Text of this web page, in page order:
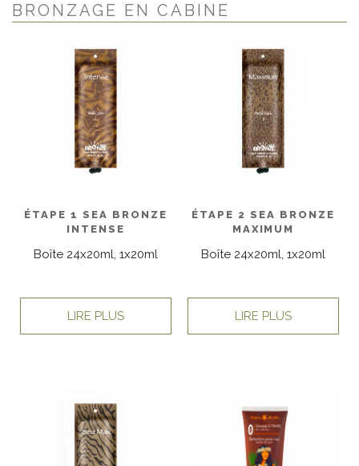
BRONZAGE EN CABINE
ÉTAPE 1 SEA BRONZE
INTENSE
Boîte 24x20ml, 1x20ml
LIRE PLUS
ÉTAPE 2 SEA BRONZE
MAXIMUM
Boîte 24x20ml, 1x20ml
LIRE PLUS